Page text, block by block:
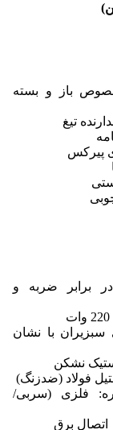
باز و بسته
تیغ
پیرکس
برابر ضربه و
سبزیران با نشان
نشکن
فولاد (ضدزنگ)
فلزی (سربی/
اتصال برق